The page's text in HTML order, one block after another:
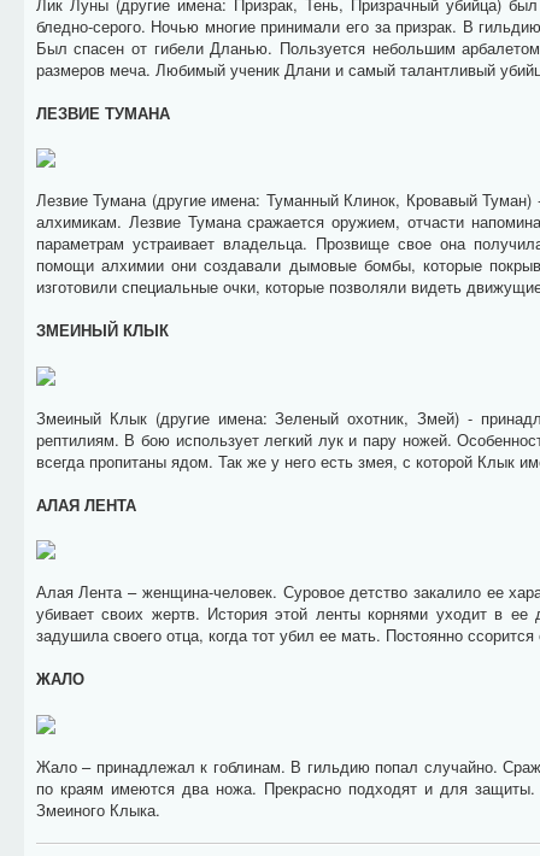
бледно-серого. Ночью многие принимали его за призрак. В
Был спасен от гибели Дланью. Пользуется небольшим
размеров меча. Любимый ученик Длани и самый талантливый
ЛЕЗВИЕ ТУМАНА
Лезвие Тумана (другие имена: Туманный Клинок, Кровавый
алхимикам. Лезвие Тумана сражается оружием, отчасти
параметрам устраивает владельца. Прозвище свое она
помощи алхимии они создавали дымовые бомбы, которые
изготовили специальные очки, которые позволяли видеть
ЗМЕИНЫЙ КЛЫК
Змеиный Клык (другие имена: Зеленый охотник, Змей) -
рептилиям. В бою использует легкий лук и пару ножей.
всегда пропитаны ядом. Так же у него есть змея, с которой Клык
АЛАЯ ЛЕНТА
Алая Лента – женщина-человек. Суровое детство закалило ее
убивает своих жертв. История этой ленты корнями уходит в
задушила своего отца, когда тот убил ее мать. Постоянно
ЖАЛО
Жало – принадлежал к гоблинам. В гильдию попал случайно.
по краям имеются два ножа. Прекрасно подходят и для
Змеиного Клыка.